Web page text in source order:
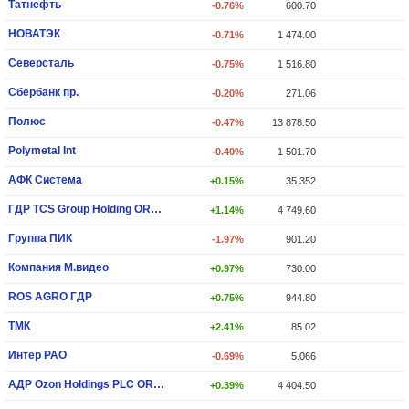
Татнефть -0.76% 600.70
НОВАТЭК -0.71% 1 474.00
Северсталь -0.75% 1 516.80
Сбербанк пр. -0.20% 271.06
Полюс -0.47% 13 878.50
Polymetal Int -0.40% 1 501.70
АФК Система +0.15% 35.352
ГДР TCS Group Holding ORD SHS +1.14% 4 749.60
Группа ПИК -1.97% 901.20
Компания М.видео +0.97% 730.00
ROS AGRO ГДР +0.75% 944.80
ТМК +2.41% 85.02
Интер РАО -0.69% 5.066
АДР Ozon Holdings PLC ORD SHS +0.39% 4 404.50